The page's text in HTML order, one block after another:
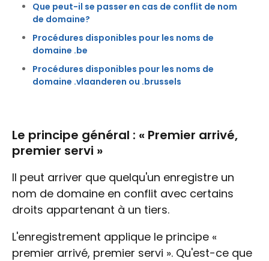
Que peut-il se passer en cas de conflit de nom
de domaine?
Procédures disponibles pour les noms de
domaine .be
Procédures disponibles pour les noms de
domaine .vlaanderen ou .brussels
Le principe général : « Premier arrivé,
premier servi »
Il peut arriver que quelqu'un enregistre un
nom de domaine en conflit avec certains
droits appartenant à un tiers.
L'enregistrement applique le principe «
premier arrivé, premier servi ». Qu'est-ce que